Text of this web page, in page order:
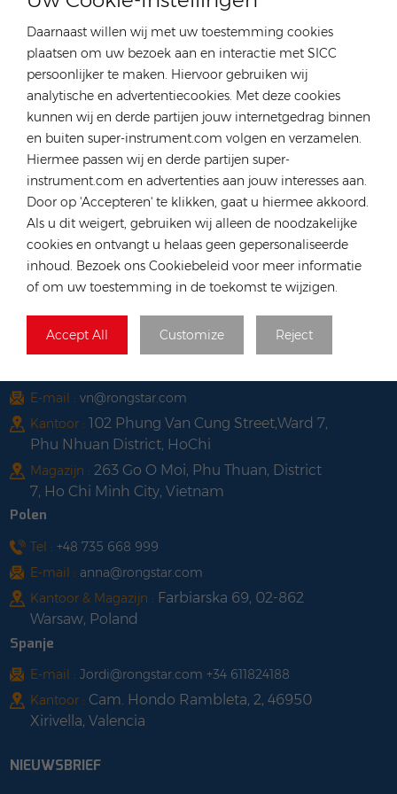
Daarnaast willen wij met uw toestemming cookies
plaatsen om uw bezoek aan en interactie met SICC
persoonlijker te maken. Hiervoor gebruiken wij
analytische en advertentiecookies. Met deze cookies
kunnen wij en derde partijen jouw internetgedrag binnen
en buiten super-instrument.com volgen en verzamelen.
Hiermee passen wij en derde partijen super-
instrument.com en advertenties aan jouw interesses aan.
Door op 'Accepteren' te klikken, gaat u hiermee akkoord.
Als u dit weigert, gebruiken wij alleen de noodzakelijke
cookies en ontvangt u helaas geen gepersonaliseerde
inhoud. Bezoek ons Cookiebeleid voor meer informatie
of om uw toestemming in de toekomst te wijzigen.
Accept All Customize Reject
veiligheidsbeschermingsfuncties. Het
laagspanningsenergieopslagsysteem is veiliger en
kosteneffectiever, waardoor het de optimale productkeuze is
voor huishoudelijke toepassingsscenario's.Voor meer
informatie over de producten van Deye klikt u op de link
https://www.rongstar.com/deye_p1Als u productbehoeften
heeft, neem dan contact met ons op. De lokale magazijnen
en technologie van Rongstar in Duitsland, Polen en Spanje
zijn toegewijd om u van dienst te zijn
NEEM CONTACT OP MET ONZE DESKUNDIGE
Duitsland
Tel :+49 176 55258880
E-mail :anna@rongstar.com
Kantoor & Magazijn : Industriestraße 40, 52457
Aldenhoven, Deutschland
Hongkong
Tel :+852 54222219
E-mail :hk@rongstar.com
Kantoor & Magazijn :39 Kung-Um Road, Yuen
Long, Hong Kong
Vietnam
E-mail : vn@rongstar.com
Kantoor : 102 Phung Van Cung Street,Ward 7,
Phu Nhuan District, HoChi
Magazijn : 263 Go O Moi, Phu Thuan, District
7, Ho Chi Minh City, Vietnam
Polen
Tel : +48 735 668 999
E-mail : anna@rongstar.com
Kantoor & Magazijn : Farbiarska 69, 02-862
Warsaw, Poland
Spanje
E-mail : Jordi@rongstar.com +34 611824188
Kantoor : Cam. Hondo Rambleta, 2, 46950
Xirivella, Valencia
NIEUWSBRIEF